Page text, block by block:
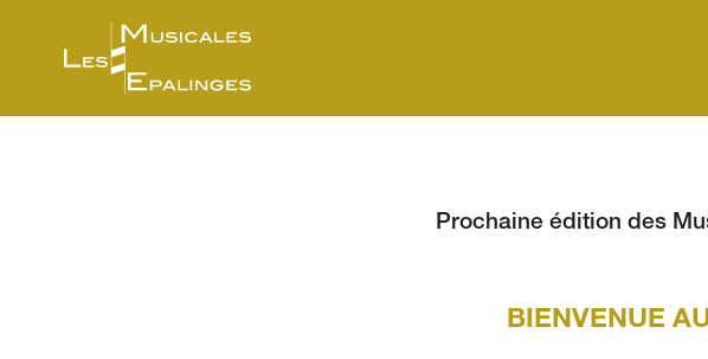
Prochaine édition des
BIENVENUE